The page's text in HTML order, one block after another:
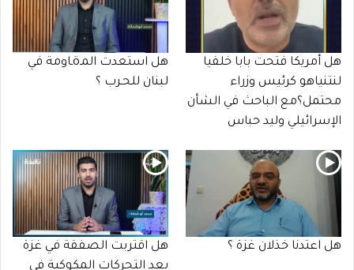
هل أمريكا فتحت بابا خلفيا
لنتنياهو كرئيس وزراء
محتمل؟مع الباحث في الشأن
الإسرائيلي وليد حباس
هل استعدت المـöـاومة في
لبنان للحـرب ؟
هل اعتدنا خذلان غزة ؟
هل اقتربت الصفقة في غزة
بعد التحركات المكوكية في